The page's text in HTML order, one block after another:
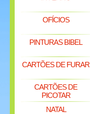
OFÍCIOS
PINTURAS BIBEL
CARTÕES DE FURAR
CARTÕES DE
PICOTAR
NATAL